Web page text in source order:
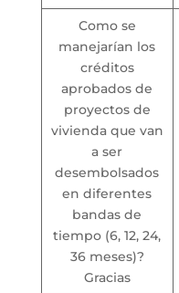
Como se
manejarían los
créditos
aprobados de
proyectos de
vivienda que van
a ser
desembolsados
en diferentes
bandas de
tiempo (6, 12, 24,
36 meses)?
Gracias